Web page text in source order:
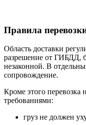
Правила
Область доставки
разрешение от ГИБДД,
незаконной. В
сопровождение.
Кроме этого перевозка
требованиями:
груз не должен